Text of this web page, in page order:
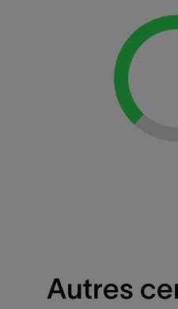
Loading...
Autres